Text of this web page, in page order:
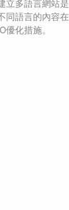
立多語言網站
同語言的內容
優化措施。